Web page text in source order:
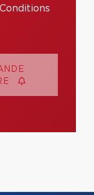
Conditions